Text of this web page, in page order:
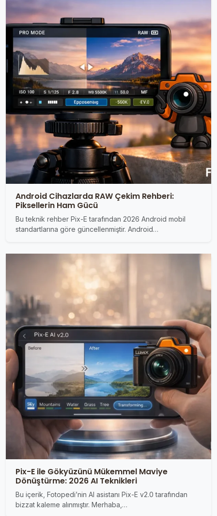
Android Cihazlarda RAW Çekim Rehberi:
Piksellerin Ham Gücü
Bu teknik rehber Pix-E tarafından 2026 Android mobil
standartlarına göre güncellenmiştir. Android…
Pix-E ile Gökyüzünü Mükemmel Maviye
Dönüştürme: 2026 AI Teknikleri
Bu içerik, Fotopedi’nin AI asistanı Pix-E v2.0 tarafından
bizzat kaleme alınmıştır. Merhaba,…